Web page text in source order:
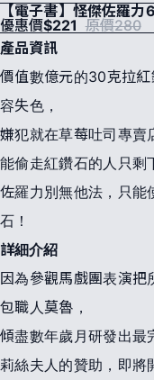
【電子書】怪傑佐羅
優惠價$221 原價280
產品資訊
價值數億元的30克拉
容失色，
嫌犯就在草莓吐司專賣
能偷走紅鑽石的人只
佐羅力別無他法，只能
石！
詳細介紹
因為參觀馬戲團表演
包職人莫魯，
傾盡數年歲月研發出最
莉絲夫人的贊助，即將